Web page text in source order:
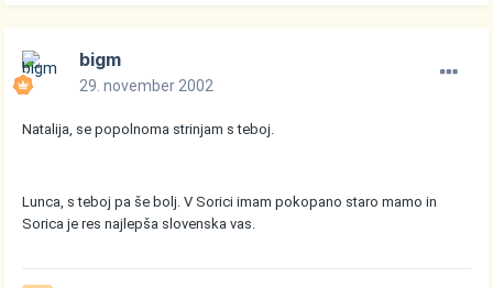
bigm
29. november 2002
Natalija, se popolnoma strinjam s teboj.
Lunca, s teboj pa še bolj. V Sorici imam pokopano staro mamo in
Sorica je res najlepša slovenska vas.